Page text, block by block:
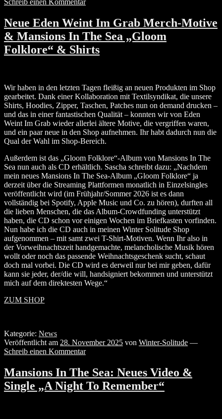
Schreib einen Kommentar
Neue Eden Weint Im Grab Merch-Motive
& Mansions In The Sea „Gloom
Folklore“ & Shirts
Wir haben in den letzten Tagen fleißig an neuen Produkten im Shop
gearbeitet. Dank einer Kollaboration mit Textilsyndikat, die unsere
Shirts, Hoodies, Zipper, Taschen, Patches nun on demand drucken –
und das in einer fantastischen Qualität – konnten wir von Eden
Weint Im Grab wieder allerlei ältere Motive, die vergriffen waren,
und ein paar neue in den Shop aufnehmen. Ihr habt dadurch nun die
Qual der Wahl im Shop-Bereich.
Außerdem ist das „Gloom Folklore“-Album von Mansions In The
Sea nun auch als CD erhältlich. Sascha schreibt dazu: „Nachdem
mein neues Mansions In The Sea-Album „Gloom Folklore“ ja
derzeit über die Streaming Plattformen monatlich in Einzelsingles
veröffentlicht wird (im Frühjahr/Sommer 2026 ist es dann
vollständig bei Spotify, Apple Music und Co. zu hören), durften all
die lieben Menschen, die das Album-Crowdfunding unterstützt
haben, die CD schon vor einigen Wochen im Briefkasten vorfinden.
Nun habe ich die CD auch in meinen Winter Solitude Shop
aufgenommen – mit samt zwei T-Shirt-Motiven. Wenn Ihr also in
der Vorweihnachtszeit handgemachte, melancholische Musik hören
wollt oder noch das passende Weihnachtsgeschenk sucht, schaut
doch mal vorbei. Die CD wird es derweil nur bei mir geben, dafür
kann sie jeder, der/die will, handsigniert bekommen und unterstützt
mich auf dem direktesten Wege.“
ZUM SHOP
Kategorie: News
Veröffentlicht am 28. November 2025 von Winter-Solitude —
Schreib einen Kommentar
Mansions In The Sea: Neues Video &
Single „A Night To Remember“